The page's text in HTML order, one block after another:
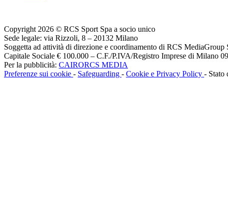
Copyright 2026 © RCS Sport Spa a socio unico
Sede legale: via Rizzoli, 8 – 20132 Milano
Soggetta ad attività di direzione e coordinamento di RCS MediaGroup
Capitale Sociale € 100.000 – C.F./P.IVA/Registro Imprese di Milano
Per la pubblicità: CAIRORCS MEDIA
Preferenze sui cookie - Safeguarding - Cookie e Privacy Policy - Stato